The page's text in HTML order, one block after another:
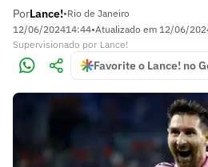
PorLance!•Rio de Janeiro
12/06/202414:44•Atualizado em 12/06/
Supervisionado por Lance!
Favorite o Lance! no